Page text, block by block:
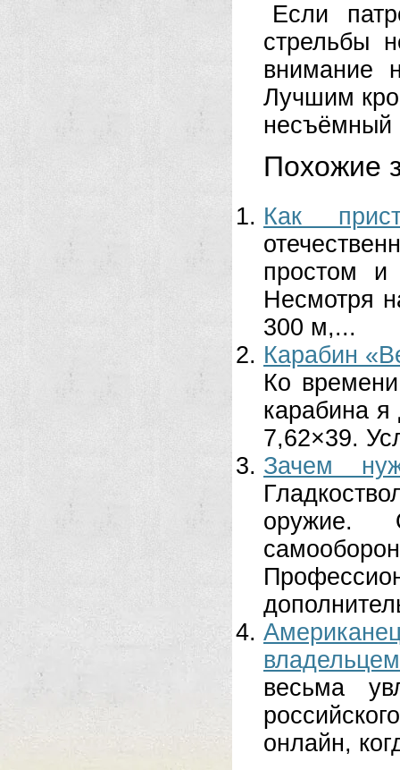
Если
стрельбы
внимание
Лучшим
несъёмный
Похожие
Как
простом и
Несмотря
300 м,...
Карабин
Ко
карабина я
7,62×39.
Зачем
оружие.
весьма
онлайн,